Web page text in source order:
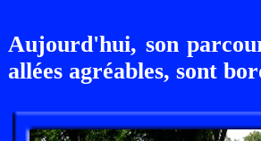
Aujourd'hui, son
allées agréables, sont